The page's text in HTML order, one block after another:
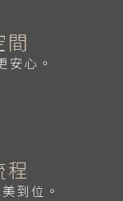
間
安心。
程
到位。